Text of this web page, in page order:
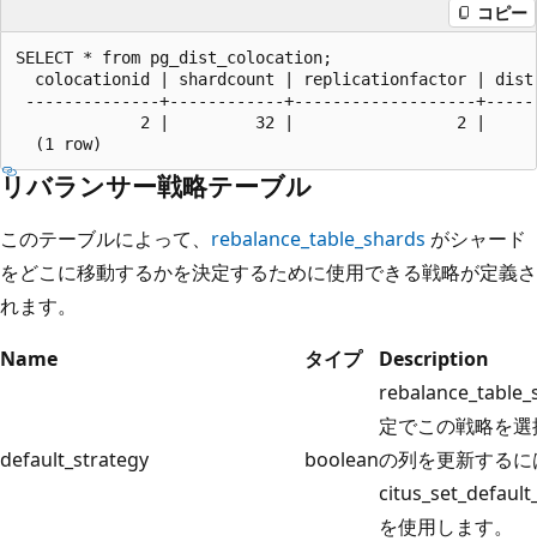
コピー
SELECT * from pg_dist_colocation;
colocationid | shardcount | replicationfactor |
--------------+------------+-------------------
リバランサー戦略テーブル
このテーブルによって、 rebalance_table_shards がシャード
をどこに移動するかを決定するために使用できる戦略が定義さ
れます。
Name
タイプ Description
default_strategy boolean
定でこの戦略を
の列を更新する
を使用します。